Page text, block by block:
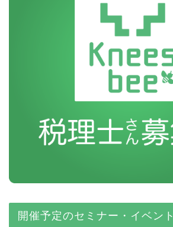
開催予定のセミナー・イベント